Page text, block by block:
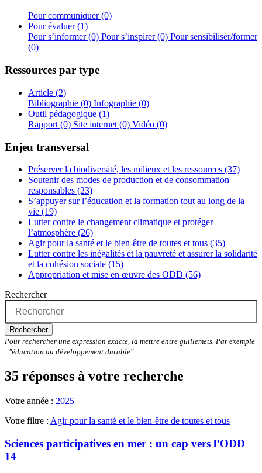
Pour communiquer (0)
Pour évaluer (1)
Pour s’informer (0) Pour s’inspirer (0) Pour sensibiliser/former
(0)
Ressources par type
Article (2)
Bibliographie (0) Infographie (0)
Outil pédagogique (1)
Rapport (0) Site internet (0) Vidéo (0)
Enjeu transversal
Préserver la biodiversité, les milieux et les ressources (37)
Soutenir des modes de production et de consommation
responsables (23)
S’appuyer sur l’éducation et la formation tout au long de la
vie (19)
Lutter contre le changement climatique et protéger
l’atmosphère (26)
Agir pour la santé et le bien-être de toutes et tous (35)
Lutter contre les inégalités et la pauvreté et assurer la solidarité
et la cohésion sociale (15)
Appropriation et mise en œuvre des ODD (56)
Rechercher
Rechercher
Pour rechercher une expression exacte, la mettre entre guillemets. Par exemple
: "éducation au développement durable"
35 réponses à votre recherche
Votre année : 2025
Votre filtre : Agir pour la santé et le bien-être de toutes et tous
Sciences participatives en mer : un cap vers l’ODD
14